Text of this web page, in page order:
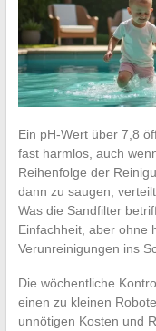
Ein pH-Wert über 7,8
fast harmlos, auch
Reihenfolge der
dann zu saugen,
Was die Sandfilter
Einfachheit, aber ohne
Verunreinigungen ins
Die wöchentliche
einen zu kleinen
unnötigen Kosten und